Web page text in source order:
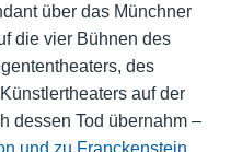
über das Münchner
die vier Bühnen des
des
auf der
dessen Tod übernahm –